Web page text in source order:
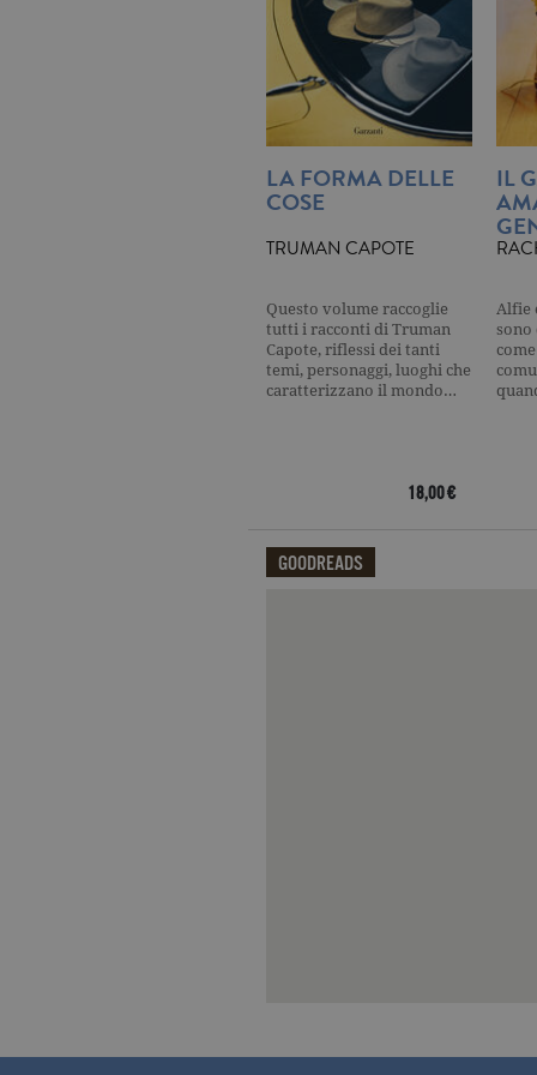
LA FORMA DELLE
COSE
TRUMAN CAPOTE
Questo volume raccoglie
tutti i racconti di Truman
Capote, riflessi dei tanti
temi, personaggi, luoghi che
caratterizzano il mondo…
18,00 €
IL
Alfie
GOODREADS
_gat
current_url
_gat_UA-16356920-1
_ga
CookieScriptConsent
Dominio